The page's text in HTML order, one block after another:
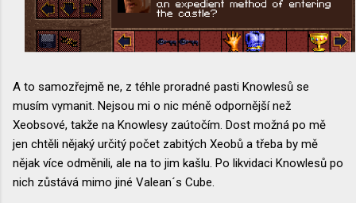
A to samozřejmě ne, z téhle proradné pasti Knowlesů se
musím vymanit. Nejsou mi o nic méně odpornější než
Xeobsové, takže na Knowlesy zaútočím. Dost možná po mě
jen chtěli nějaký určitý počet zabitých Xeobů a třeba by mě
nějak více odměnili, ale na to jim kašlu. Po likvidaci Knowlesů po
nich zůstává mimo jiné Valean´s Cube.